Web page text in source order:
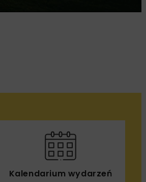
Kalendarium wydarzeń